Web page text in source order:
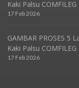
Kaki Palsu COMFILEG
17 Feb 2026
GAMBAR PROSES 5
Kaki Palsu COMFILEG
17 Feb 2026